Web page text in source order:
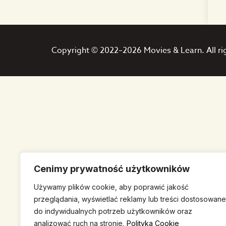
Cenimy prywatność użytkowników
Używamy plików cookie, aby poprawić jakość
przeglądania, wyświetlać reklamy lub treści dostosowane
do indywidualnych potrzeb użytkowników oraz
analizować ruch na stronie. Polityka Cookie
Copyright © 2022–2026 Movies & Learn. All